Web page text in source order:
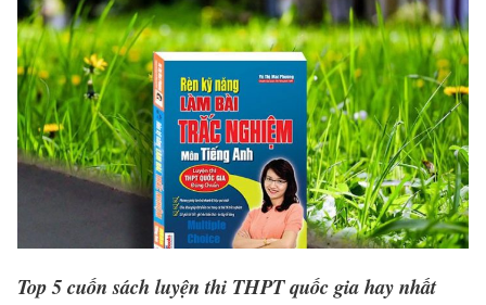
Top 5 cuốn sách luyện thi THPT quốc gia hay nhất